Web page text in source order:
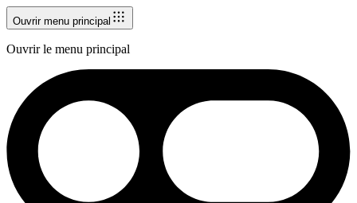
Ouvrir menu principal
Ouvrir le menu principal